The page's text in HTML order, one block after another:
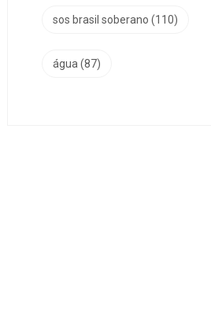
sos brasil soberano (110)
água (87)